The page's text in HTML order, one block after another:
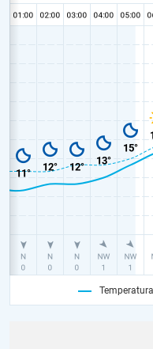
Temperatura